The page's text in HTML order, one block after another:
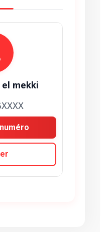
el mekki